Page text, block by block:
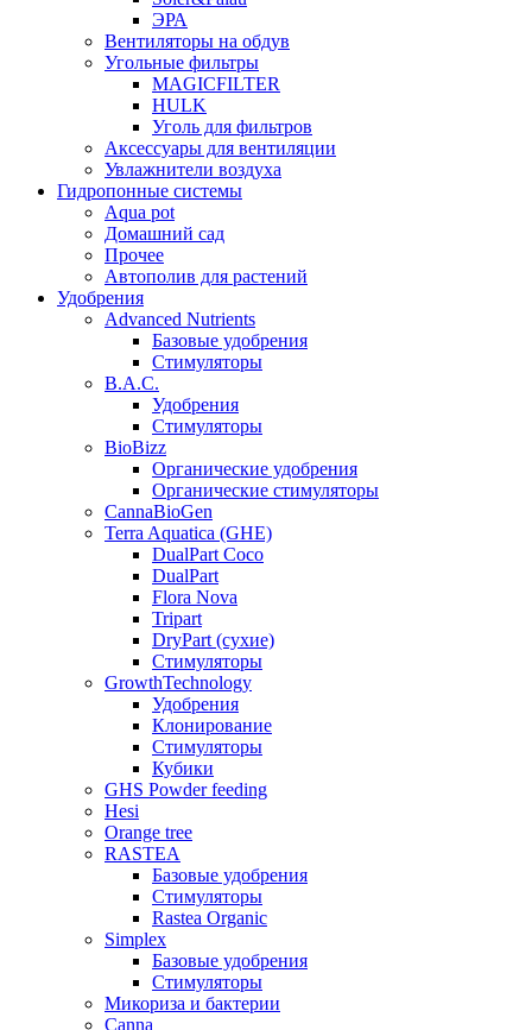
ЭРА
Вентиляторы на обдув
Угольные фильтры
MAGICFILTER
HULK
Уголь для фильтров
Аксессуары для вентиляции
Увлажнители воздуха
Гидропонные системы
Aqua pot
Домашний сад
Прочее
Автополив для растений
Удобрения
Advanced Nutrients
Базовые удобрения
Стимуляторы
B.A.C.
Удобрения
Стимуляторы
BioBizz
Органические удобрения
Органические стимуляторы
CannaBioGen
Terra Aquatica (GHE)
DualPart Coco
DualPart
Flora Nova
Tripart
DryPart (сухие)
Стимуляторы
GrowthTechnology
Удобрения
Клонирование
Стимуляторы
Кубики
GHS Powder feeding
Hesi
Orange tree
RASTEA
Базовые удобрения
Стимуляторы
Rastea Organic
Simplex
Базовые удобрения
Стимуляторы
Микориза и бактерии
Canna